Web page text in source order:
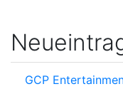
GCP